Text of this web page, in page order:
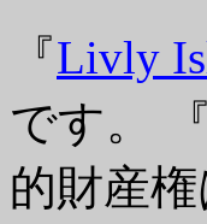
『Livly
です。
的財産